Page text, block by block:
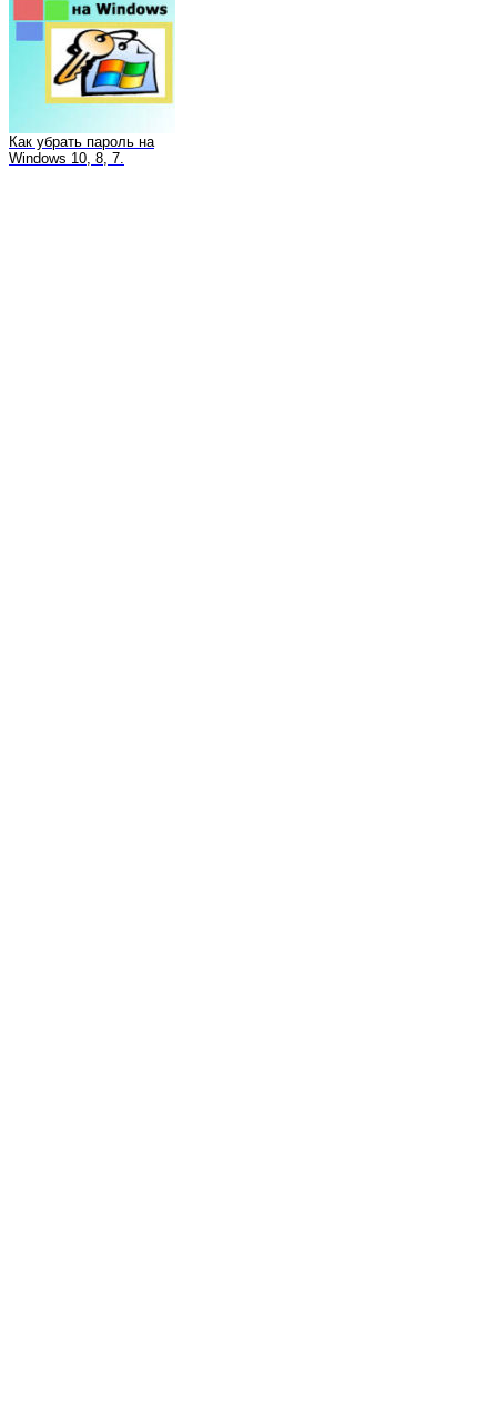
Как убрать пароль на
Windows 10, 8, 7.